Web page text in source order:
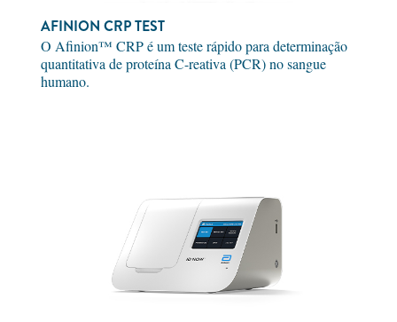
AFINION CRP TEST
O Afinion™ CRP é um teste rápido para determinação
quantitativa de proteína C-reativa (PCR) no sangue
humano.